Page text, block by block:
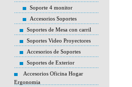
Soporte 4 monitor
Accesorios Soportes
Soportes de Mesa con carril
Soportes Video Proyectores
Accesorios de Soportes
Soportes de Exterior
Accesorios Oficina Hogar
Ergonomia